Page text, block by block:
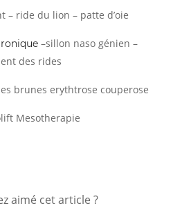
– ride du lion – patte d’oie
–sillon naso génien –
des rides
brunes erythtrose couperose
Mesotherapie
aimé cet article ?